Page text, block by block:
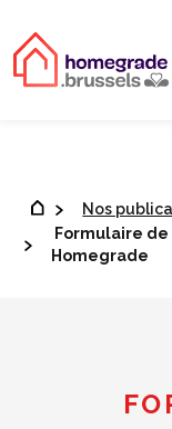
Nos
Formulaire
Homegrade